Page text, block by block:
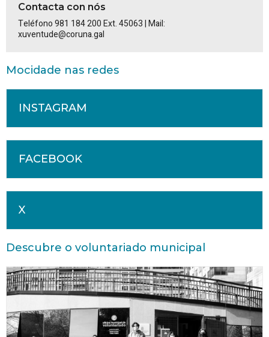
Contacta con nós
Teléfono 981 184 200 Ext. 45063 | Mail:
xuventude@coruna.gal
Mocidade nas redes
INSTAGRAM
FACEBOOK
X
Descubre o voluntariado municipal